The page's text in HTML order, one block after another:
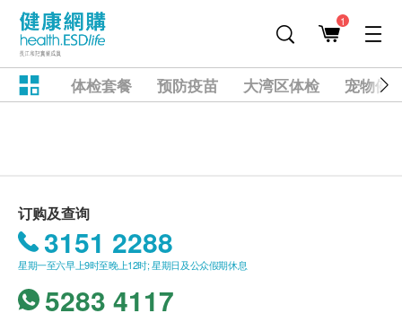
1
体检套餐 预防疫苗 大湾区体检 宠物健
订购及查询
3151 2288
星期一至六早上9时至晚上12时; 星期日及公众假期休息
5283 4117